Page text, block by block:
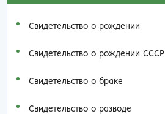
Свидетельство о рождении
Свидетельство о рождении СССР
Свидетельство о браке
Свидетельство о разводе